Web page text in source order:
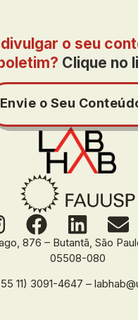
876 – Butantã, São
05508-080
11) 3091-4647 –
o seu
Clique no
Envie o Seu